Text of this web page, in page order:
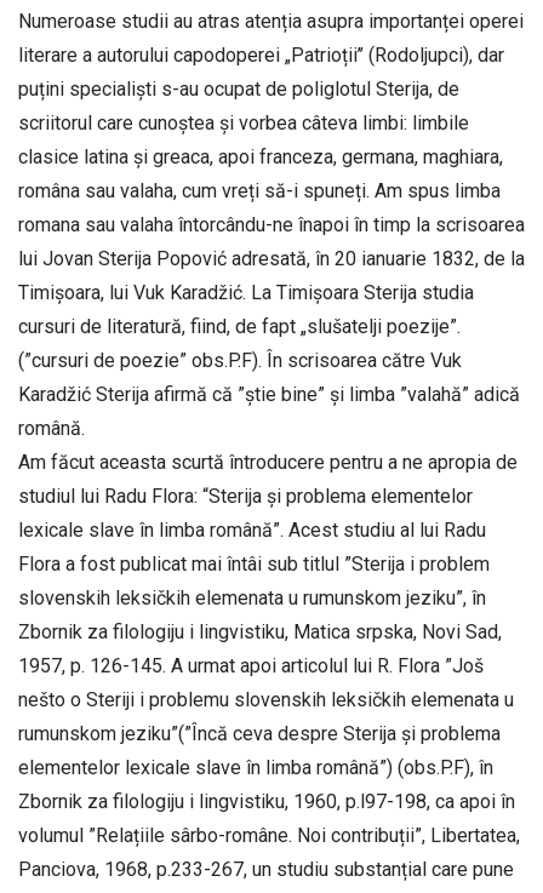
Numeroase studii au atras atenția asupra importanței operei
literare a autorului capodoperei „Patrioții’’ (Rodoljupci), dar
puțini specialiști s-au ocupat de poliglotul Sterija, de
scriitorul care cunoștea și vorbea câteva limbi: limbile
clasice latina și greaca, apoi franceza, germana, maghiara,
româna sau valaha, cum vreți să-i spuneți. Am spus limba
romana sau valaha întorcându-ne înapoi în timp la scrisoarea
lui Jovan Sterija Popović adresată, în 20 ianuarie 1832, de la
Timișoara, lui Vuk Karadžić. La Timișoara Sterija studia
cursuri de literatură, fiind, de fapt „slušatelji poezije”.
(”cursuri de poezie” obs.P.F). În scrisoarea către Vuk
Karadžić Sterija afirmă că ”știe bine” și limba ”valahă” adică
română.
Am făcut aceasta scurtă întroducere pentru a ne apropia de
studiul lui Radu Flora: “Sterija și problema elementelor
lexicale slave în limba română”. Acest studiu al lui Radu
Flora a fost publicat mai întâi sub titlul ”Sterija i problem
slovenskih leksičkih elemenata u rumunskom jeziku”, în
Zbornik za filologiju i lingvistiku, Matica srpska, Novi Sad,
1957, p. 126-145. A urmat apoi articolul lui R. Flora ”Još
nešto o Steriji i problemu slovenskih leksičkih elemenata u
rumunskom jeziku”(”Încă ceva despre Sterija și problema
elementelor lexicale slave în limba română”) (obs.P.F), în
Zbornik za filologiju i lingvistiku, 1960, p.l97-198, ca apoi în
volumul ”Relațiile sârbo-române. Noi contribuții”, Libertatea,
Panciova, 1968, p.233-267, un studiu substanțial care pune